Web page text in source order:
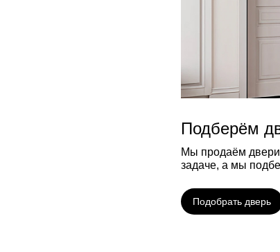
Подберём
Мы продаём двери
задаче, а мы
Подобрать дверь